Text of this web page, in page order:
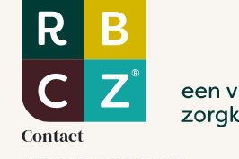
Contact